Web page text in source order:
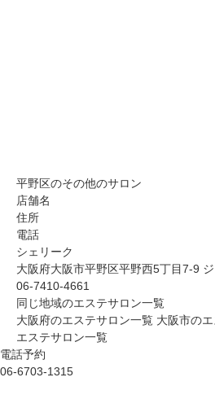
平野区のその他のサロン
店舗名
住所
電話
シェリーク
大阪府大阪市平野区平野西5丁目7-9
06-7410-4661
同じ地域のエステサロン一覧
大阪府のエステサロン一覧 大阪市の
エステサロン一覧
電話予約
06-6703-1315